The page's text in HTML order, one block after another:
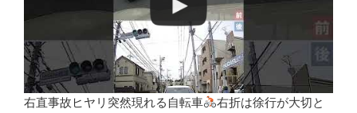
右直事故ヒヤリ突然現れる自転車
右折は徐行が大切と